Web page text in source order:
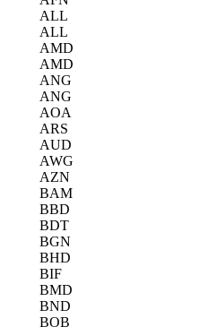
ALL
ALL
AMD
AMD
ANG
ANG
AOA
ARS
AUD
AWG
AZN
BAM
BBD
BDT
BGN
BHD
BIF
BMD
BND
BOB